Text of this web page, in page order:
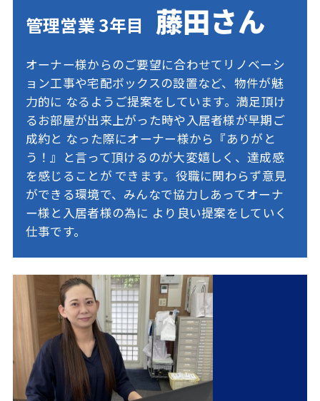
管理営業 3年目 藤田さん
オーナー様からのご要望に合わせてリノベーシ
ョン工事や宅配ボックスの設置など、物件が魅
力的に なるようご提案をしています。満足頂け
るお部屋が出来上がった時や入居者様が早期ご
成約と なった際にオーナー様から『ありがと
う！』と言って頂けるのが大変嬉しく、達成感
を感じることが できます。役職に関わらず意見
ができる環境で、みんなで協力しあってオーナ
ー様と入居者様の為に より良い提案をしていく
仕事です。